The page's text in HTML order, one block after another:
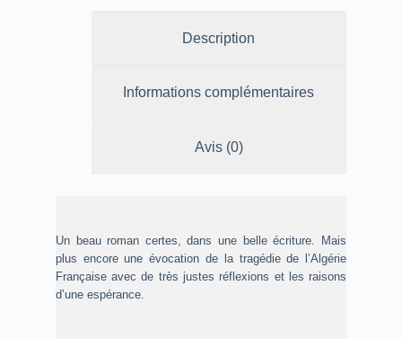
Description
Informations complémentaires
Avis (0)
Un beau roman certes, dans une belle écriture. Mais
plus encore une évocation de la tragédie de l’Algérie
Française avec de très justes réflexions et les raisons
d’une espérance.